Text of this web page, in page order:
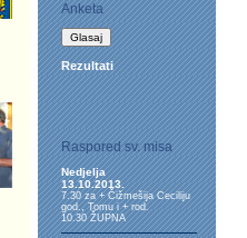
Anketa
Rezultati
Raspored sv. misa
Nedjelja
13.10.2013.
7.30 za + Čižmešija Ceciliju
god., Tomu i + rod.
10.30 ŽUPNA